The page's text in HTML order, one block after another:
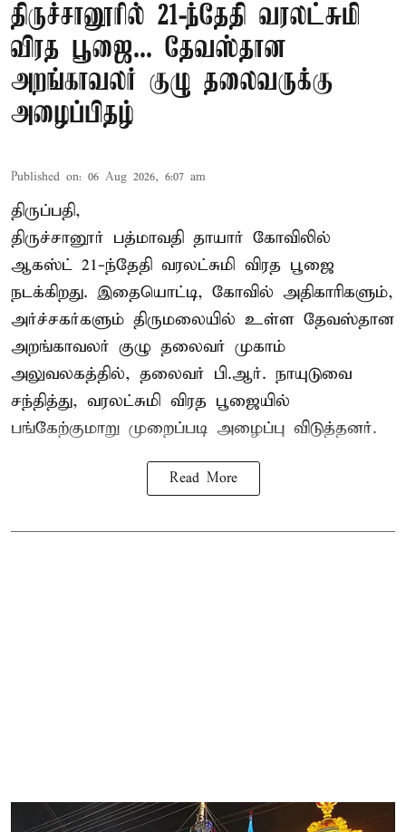
திருச்சானூரில் 21-ந்தேதி வரலட்சுமி
விரத பூஜை... தேவஸ்தான
அறங்காவலர் குழு தலைவருக்கு
அழைப்பிதழ்
Published on: 06 Aug 2026, 6:07 am
திருப்பதி,
திருச்சானூர் பத்மாவதி தாயார் கோவிலில்
ஆகஸ்ட் 21-ந்தேதி வரலட்சுமி விரத பூஜை
நடக்கிறது. இதையொட்டி, கோவில் அதிகாரிகளும்,
அர்ச்சகர்களும் திருமலையில் உள்ள தேவஸ்தான
அறங்காவலர் குழு தலைவர் முகாம்
அலுவலகத்தில், தலைவர் பி.ஆர். நாயுடுவை
சந்தித்து, வரலட்சுமி விரத பூஜையில்
பங்கேற்குமாறு முறைப்படி அழைப்பு விடுத்தனர்.
Read More